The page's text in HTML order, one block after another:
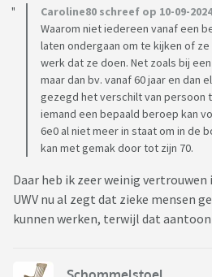
Caroline80 schreef op 10-09-
Waarom niet iedereen vanaf een
laten ondergaan om te kijken of
werk dat ze doen. Net zoals bij
maar dan bv. vanaf 60 jaar en dan
gezegd het verschilt van persoon
iemand een bepaald beroep kan
6e0 al niet meer in staat om in de
kan met gemak door tot zijn 70.
Daar heb ik zeer weinig vertrouwen
UWV nu al zegt dat zieke mensen
kunnen werken, terwijl dat